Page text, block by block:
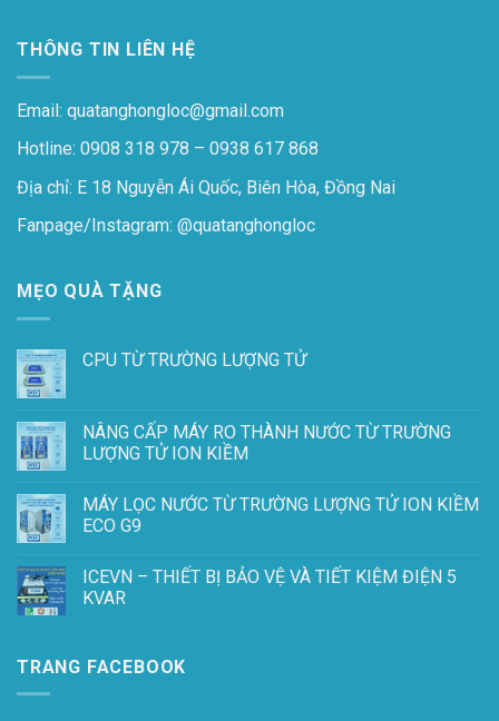
THÔNG TIN LIÊN HỆ
Email: quatanghongloc@gmail.com
Hotline: 0908 318 978 – 0938 617 868
Địa chỉ: E 18 Nguyễn Ái Quốc, Biên Hòa, Đồng Nai
Fanpage/Instagram: @quatanghongloc
MẸO QUÀ TẶNG
CPU TỪ TRƯỜNG LƯỢNG TỬ
NÂNG CẤP MÁY RO THÀNH NƯỚC TỪ TRƯỜNG
LƯỢNG TỬ ION KIỀM
MÁY LỌC NƯỚC TỪ TRƯỜNG LƯỢNG TỬ ION KIỀM
ECO G9
ICEVN – THIẾT BỊ BẢO VỆ VÀ TIẾT KIỆM ĐIỆN 5
KVAR
TRANG FACEBOOK